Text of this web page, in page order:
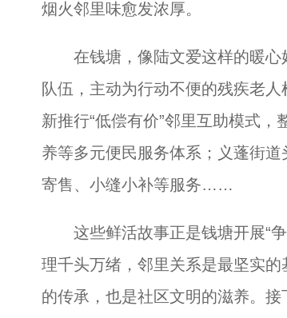
烟火邻里味愈发浓厚。
在钱塘，像陆文爱这样的暖心
队伍，主动为行动不便的残疾老
新推行“低偿有价”邻里互助模式
养等多元便民服务体系；义蓬街
寄售、小缝小补等服务……
这些鲜活故事正是钱塘开展“争
理千头万绪，邻里关系是最坚实
的传承，也是社区文明的滋养。